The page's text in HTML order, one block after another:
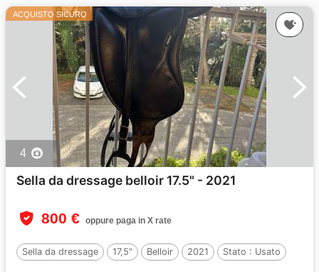
ACQUISTO SICURO
4
Sella da dressage belloir 17.5" - 2021
800 € oppure paga in X rate
Sella da dressage 17,5" Belloir 2021 Stato : Usato